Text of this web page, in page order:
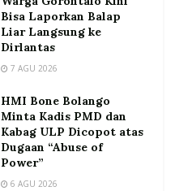
Bisa Laporkan Balap
Liar Langsung ke
Dirlantas
7 AGU 2026
HMI Bone Bolango
Minta Kadis PMD dan
Kabag ULP Dicopot atas
Dugaan “Abuse of
Power”
6 AGU 2026